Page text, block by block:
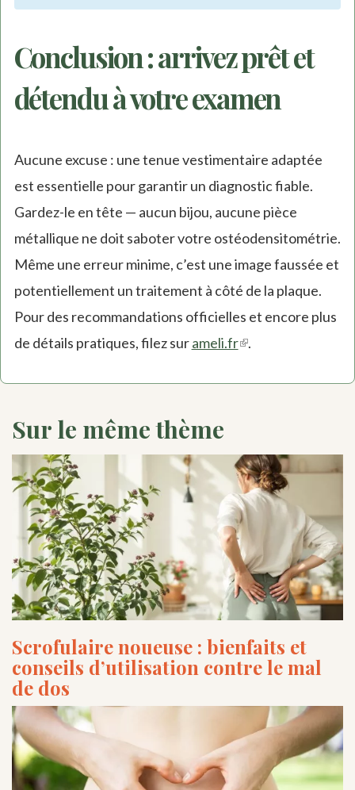
Conclusion : arrivez prêt et
détendu à votre examen
Aucune excuse : une tenue vestimentaire adaptée
est essentielle pour garantir un diagnostic fiable.
Gardez-le en tête — aucun bijou, aucune pièce
métallique ne doit saboter votre ostéodensitométrie.
Même une erreur minime, c’est une image faussée et
potentiellement un traitement à côté de la plaque.
Pour des recommandations officielles et encore plus
de détails pratiques, filez surameli.fr(link
.
Sur le même thème
Scrofulaire noueuse : bienfaits et
conseils d’utilisation contre le mal
de dos